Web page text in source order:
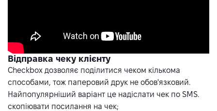
Відправка чеку клієнту
Checkbox дозволяє поділитися чеком кількома
способами, тож паперовий друк не обов'язковий.
Найпопулярніший варіант це надіслати чек по SMS.
скопіювати посилання на чек;